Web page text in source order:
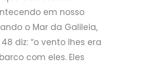
em nosso
o Mar da Galileia,
diz: “o vento lhes era
com eles. Eles